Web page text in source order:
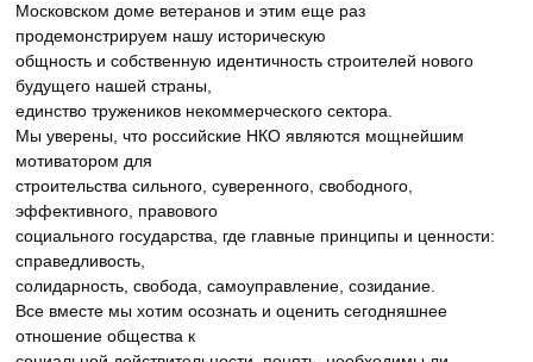
Московском доме ветеранов и этим еще раз
продемонстрируем нашу историческую
общность и собственную идентичность строителей нового
будущего нашей страны,
единство тружеников некоммерческого сектора.
Мы уверены, что российские НКО являются мощнейшим
мотиватором для
строительства сильного, суверенного, свободного,
эффективного, правового
социального государства, где главные принципы и ценности:
справедливость,
солидарность, свобода, самоуправление, созидание.
Все вместе мы хотим осознать и оценить сегодняшнее
отношение общества к